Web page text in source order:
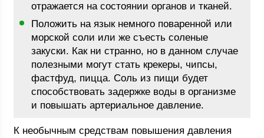
отражается на состоянии органов и тканей.
Положить на язык немного поваренной или
морской соли или же съесть соленые
закуски. Как ни странно, но в данном случае
полезными могут стать крекеры, чипсы,
фастфуд, пицца. Соль из пищи будет
способствовать задержке воды в организме
и повышать артериальное давление.
К необычным средствам повышения давления